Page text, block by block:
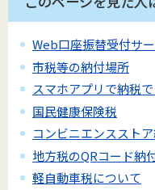
Web口座振替受付サ
市税等の納付場所
スマホアプリで納税で
国民健康保険税
コンビニエンススト
地方税のQRコード納
軽自動車税について